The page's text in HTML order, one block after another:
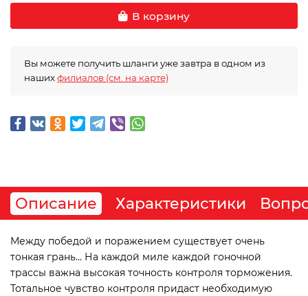
В корзину
Вы можете получить шланги уже завтра в одном из
нашихфилиалов (см. на карте)
Описание Характеристики
Между победой и поражением существует очень
тонкая грань... На каждой миле каждой гоночной
трассы важна высокая точность контроля торможения.
Тотальное чувство контроля придаст необходимую